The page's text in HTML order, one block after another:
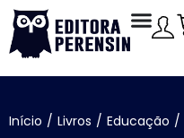
Início / Livros / Educação /